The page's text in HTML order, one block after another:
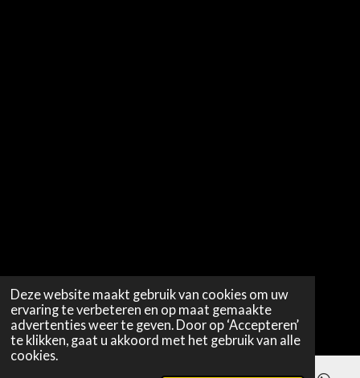
Deze website maakt gebruik van cookies om uw
ervaring te verbeteren en op maat gemaakte
advertenties weer te geven. Door op ‘Accepteren’
te klikken, gaat u akkoord met het gebruik van alle
cookies.